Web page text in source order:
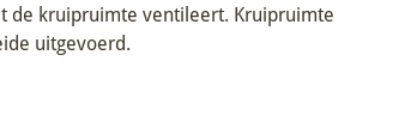
de kruipruimte ventileert. Kruipruimte
uitgevoerd.